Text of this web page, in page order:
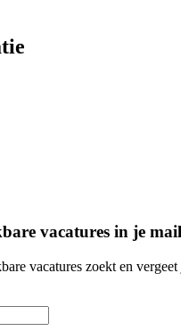
vacatures in je
vacatures zoekt en vergeet